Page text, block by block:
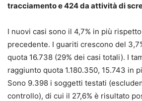
tracciamento e 424 da attività di
I nuovi casi sono il 4,7% in più
precedente. I guariti crescono del
quota 16.738 (29% dei casi totali). I
raggiunto quota 1.180.350, 15.743 in
Sono 9.398 i soggetti testati
controllo), di cui il 27,6% è risultato